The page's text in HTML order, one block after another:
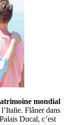
mondial
Flâner dans
Ducal, c’est